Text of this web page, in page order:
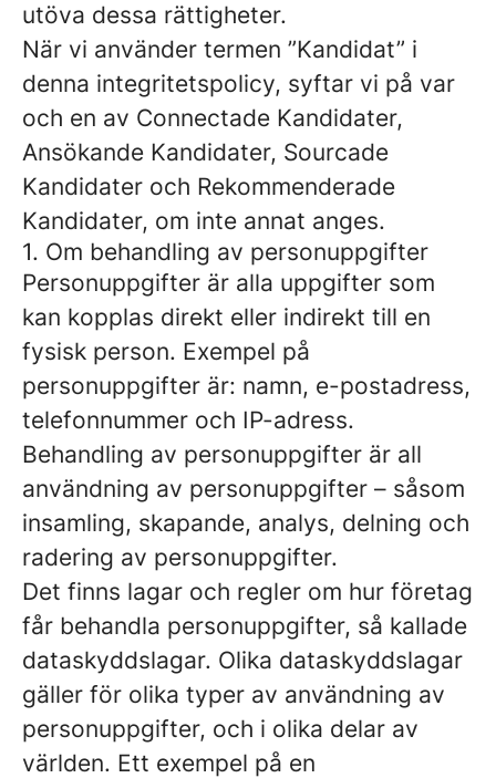
utöva dessa rättigheter.
När vi använder termen ”Kandidat” i
denna integritetspolicy, syftar vi på var
och en av Connectade Kandidater,
Ansökande Kandidater, Sourcade
Kandidater och Rekommenderade
Kandidater, om inte annat anges.
1. Om behandling av personuppgifter
Personuppgifter är alla uppgifter som
kan kopplas direkt eller indirekt till en
fysisk person. Exempel på
personuppgifter är: namn, e-postadress,
telefonnummer och IP-adress.
Behandling av personuppgifter är all
användning av personuppgifter – såsom
insamling, skapande, analys, delning och
radering av personuppgifter.
Det finns lagar och regler om hur företag
får behandla personuppgifter, så kallade
dataskyddslagar. Olika dataskyddslagar
gäller för olika typer av användning av
personuppgifter, och i olika delar av
världen. Ett exempel på en